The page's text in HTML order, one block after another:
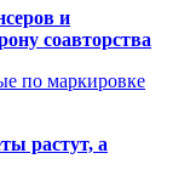
и
соавторства
по маркировке
растут, а